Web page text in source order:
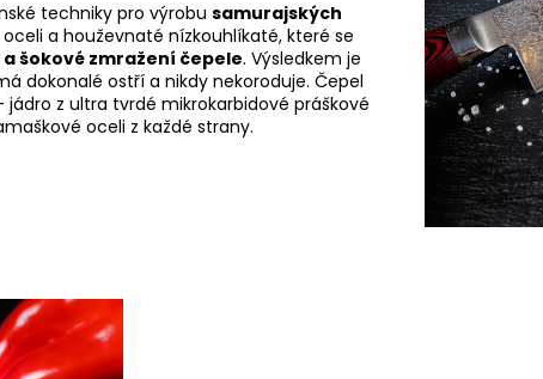
techniky pro výrobu samurajských
a houževnaté nízkouhlíkaté, které se
šokové zmražení čepele. Výsledkem je
dokonalé ostří a nikdy nekoroduje. Čepel
z ultra tvrdé mikrokarbidové práškové
oceli z každé strany.